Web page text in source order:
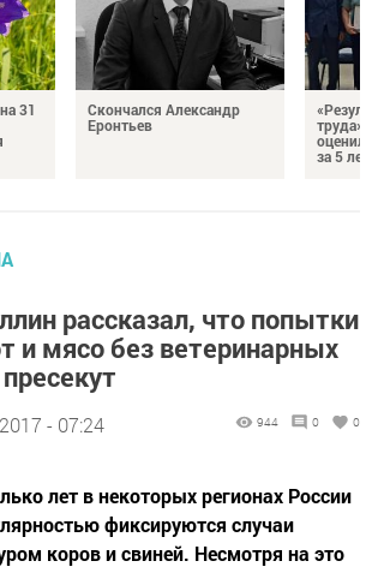
31
Скончался Александр
Еронтьев
за 5 лет
рассказал, что попытки
и мясо без ветеринарных
- 07:24 944 0 0
лет в некоторых регионах России
фиксируются случаи
коров и свиней. Несмотря на это